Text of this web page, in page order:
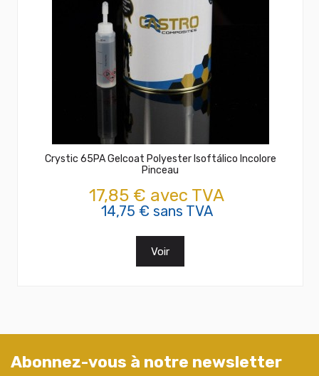
Crystic 65PA Gelcoat Polyester Isoftálico Incolore
Pinceau
17,85 € avec TVA
14,75 € sans TVA
Voir
Abonnez-vous à notre newsletter